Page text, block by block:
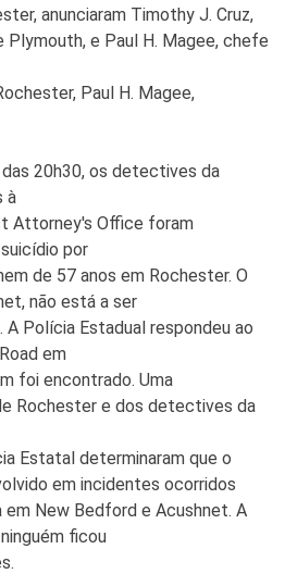
anunciaram Timothy J. Cruz,
e Paul H. Magee, chefe
Paul H. Magee,
20h30, os detectives da
à
Attorney's Office foram
por
de 57 anos em Rochester. O
não está a ser
Polícia Estadual respondeu ao
em
foi encontrado. Uma
Rochester e dos detectives da
Estatal determinaram que o
em incidentes ocorridos
em New Bedford e Acushnet. A
ficou